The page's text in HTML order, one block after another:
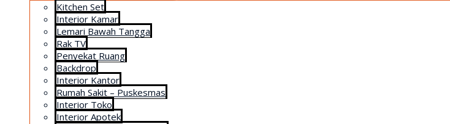
Kitchen Set
Interior Kamar
Lemari Bawah Tangga
Rak TV
Penyekat Ruang
Backdrop
Interior Kantor
Rumah Sakit – Puskesmas
Interior Toko
Interior Apotek